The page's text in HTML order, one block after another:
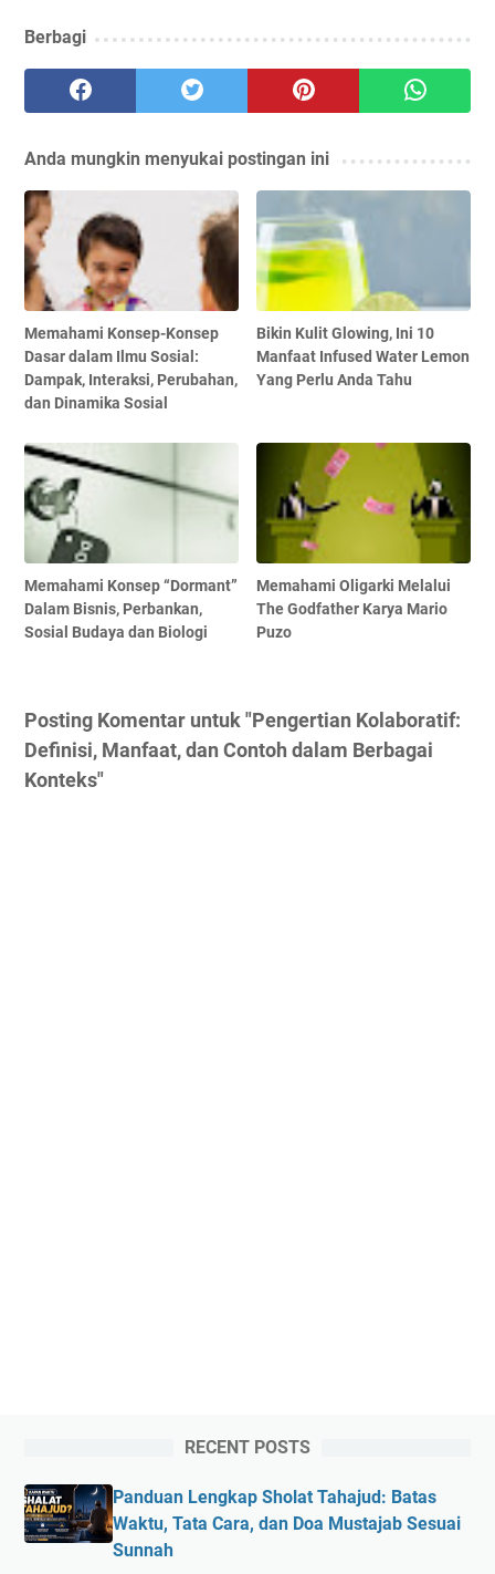
Berbagi
Anda mungkin menyukai postingan ini
Memahami Konsep-Konsep
Dasar dalam Ilmu Sosial:
Dampak, Interaksi, Perubahan,
dan Dinamika Sosial
Bikin Kulit Glowing, Ini 10
Manfaat Infused Water Lemon
Yang Perlu Anda Tahu
Memahami Konsep “Dormant”
Dalam Bisnis, Perbankan,
Sosial Budaya dan Biologi
Memahami Oligarki Melalui
The Godfather Karya Mario
Puzo
Posting Komentar untuk "Pengertian Kolaboratif:
Definisi, Manfaat, dan Contoh dalam Berbagai
Konteks"
RECENT POSTS
Panduan Lengkap Sholat Tahajud: Batas
Waktu, Tata Cara, dan Doa Mustajab Sesuai
Sunnah